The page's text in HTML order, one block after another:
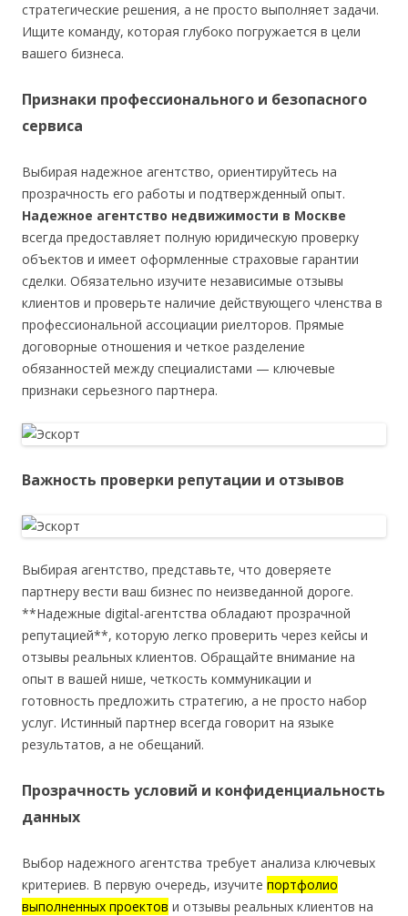
стратегические решения, а не просто выполняет задачи.
Ищите команду, которая глубоко погружается в цели
вашего бизнеса.
Признаки профессионального и безопасного
сервиса
Выбирая надежное агентство, ориентируйтесь на
прозрачность его работы и подтвержденный опыт.
Надежное агентство недвижимости в Москве
всегда предоставляет полную юридическую проверку
объектов и имеет оформленные страховые гарантии
сделки. Обязательно изучите независимые отзывы
клиентов и проверьте наличие действующего членства в
профессиональной ассоциации риелторов. Прямые
договорные отношения и четкое разделение
обязанностей между специалистами — ключевые
признаки серьезного партнера.
Важность проверки репутации и отзывов
Выбирая агентство, представьте, что доверяете
партнеру вести ваш бизнес по неизведанной дороге.
**Надежные digital-агентства обладают прозрачной
репутацией**, которую легко проверить через кейсы и
отзывы реальных клиентов. Обращайте внимание на
опыт в вашей нише, четкость коммуникации и
готовность предложить стратегию, а не просто набор
услуг. Истинный партнер всегда говорит на языке
результатов, а не обещаний.
Прозрачность условий и конфиденциальность
данных
Выбор надежного агентства требует анализа ключевых
критериев. В первую очередь, изучите портфолио
выполненных проектов и отзывы реальных клиентов на